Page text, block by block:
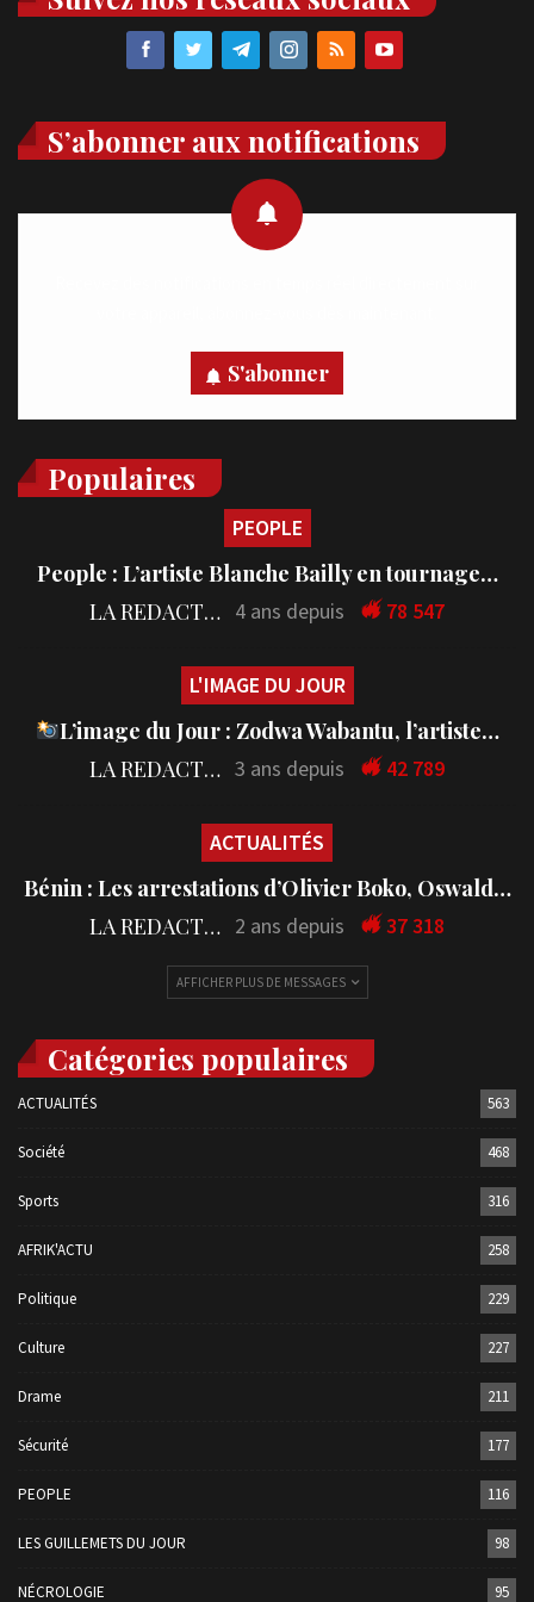
S’abonner aux notifications
S'abonner
Populaires
PEOPLE
People : L’artiste Blanche Bailly en tournage…
LA REDACTION 4 ans depuis 78 547
L'IMAGE DU JOUR
L’image du Jour : Zodwa Wabantu, l’artiste…
LA REDACTION 3 ans depuis 42 789
ACTUALITÉS
Bénin : Les arrestations d’Olivier Boko, Oswald…
LA REDACTION 2 ans depuis 37 318
AFFICHER PLUS DE MESSAGES
Catégories populaires
ACTUALITÉS 563
Société 468
Sports 316
AFRIK'ACTU 258
Politique 229
Culture 227
Drame 211
Sécurité 177
PEOPLE 116
LES GUILLEMETS DU JOUR 98
NÉCROLOGIE 95